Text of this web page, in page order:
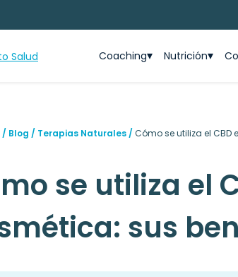
Coaching Nutrición
/ Blog / Terapias Naturales / Cómo se utiliza el CBD
se utiliza el
sus